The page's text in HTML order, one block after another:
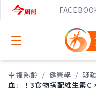
Open menu
幸福熟齡 / 健康學 / 疑
血」！3食物搭配維生素C